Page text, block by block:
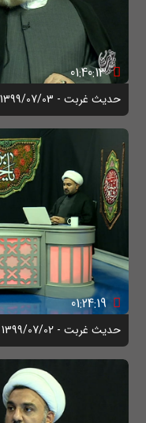
01:40:13
حدیث غربت - 1399/07/03
01:24:19
حدیث غربت - 1399/07/02